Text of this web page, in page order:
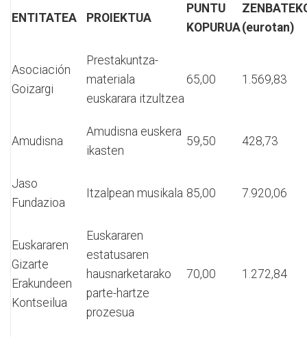
ENTITATEA PROIEKTUA
PUNTU
KOPURUA(eurotan)
Asociación
Goizargi
Prestakuntza-
materiala
euskarara itzultzea
65,00 1.569,83
Amudisna
Amudisna euskera
ikasten
59,50 428,73
Jaso
Fundazioa
Itzalpean musikala 85,00 7.920,06
Euskararen
Gizarte
Erakundeen
Kontseilua
Euskararen
estatusaren
hausnarketarako
parte-hartze
prozesua
70,00 1.272,84